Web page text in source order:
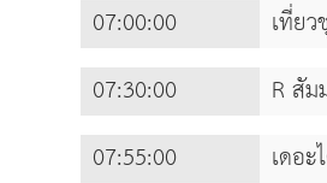
07:00:00
เที่ย
07:30:00
R สั
07:55:00
เดอ